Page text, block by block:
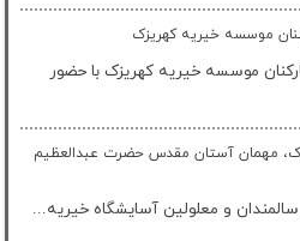
موسسه خیریه کهریزک
موسسه خیریه کهریزک با حضور
مهمان آستان مقدس حضرت عبدالعظیم